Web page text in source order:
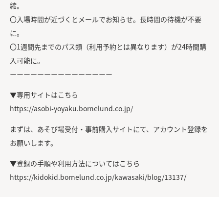
縮。
〇入場時間が近づくとメールでお知らせ。長時間の待機が不要
に。
〇1週間先までのパス類（利用予約とは異なります）が24時間購
入可能に。
ーーーーーーーーーーーーーーー
▼専用サイトはこちら
https://asobi-yoyaku.bornelund.co.jp/
まずは、あそび場受付・事前購入サイトにて、アカウント登録を
お願いします。
▼登録の手順や利用方法についてはこちら
https://kidokid.bornelund.co.jp/kawasaki/blog/13137/